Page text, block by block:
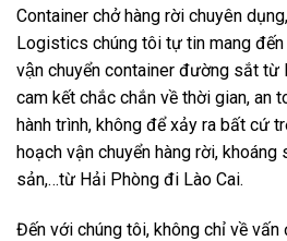
Container chở hàng rời chuyên
Logistics chúng tôi tự tin mang đến
vận chuyển container đường sắt từ
cam kết chắc chắn về thời gian, an
hành trình, không để xảy ra bất cứ
hoạch vận chuyển hàng rời, khoáng
sản,…từ Hải Phòng đi Lào Cai.
Đến với chúng tôi, không chỉ về vấn